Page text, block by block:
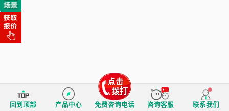
回到顶部 产品中心 免费咨询电话 咨询客服 联系我们